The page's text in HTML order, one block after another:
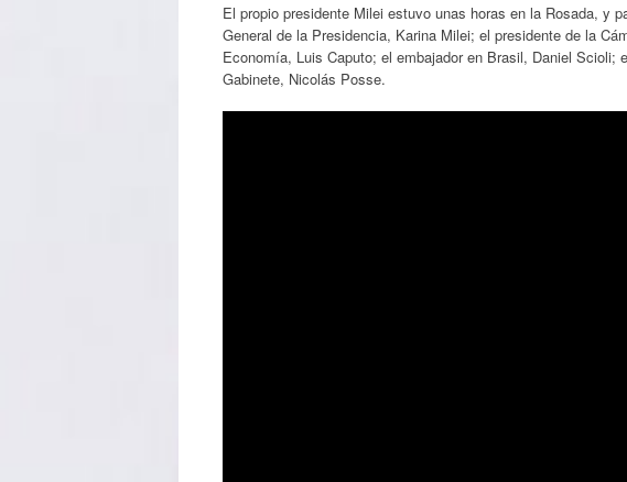
El propio presidente Milei estuvo unas horas en la Rosada, y
General de la Presidencia, Karina Milei; el presidente de la
Economía, Luis Caputo; el embajador en Brasil, Daniel
Gabinete, Nicolás Posse.